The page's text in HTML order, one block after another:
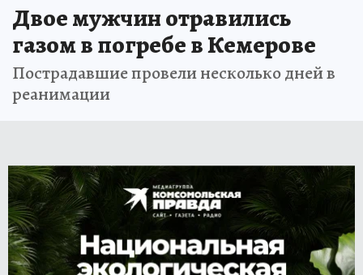
Двое мужчин отравились
газом в погребе в Кемерове
Пострадавшие провели несколько дней в
реанимации